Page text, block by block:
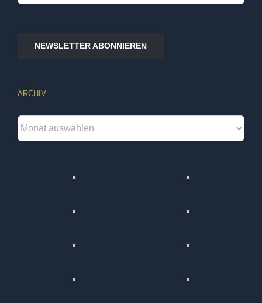
nach:
NEWSLETTER ABONNIEREN
ARCHIV
Archiv